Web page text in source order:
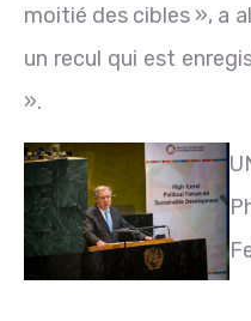
moitié des cibles », a
un recul qui est
».